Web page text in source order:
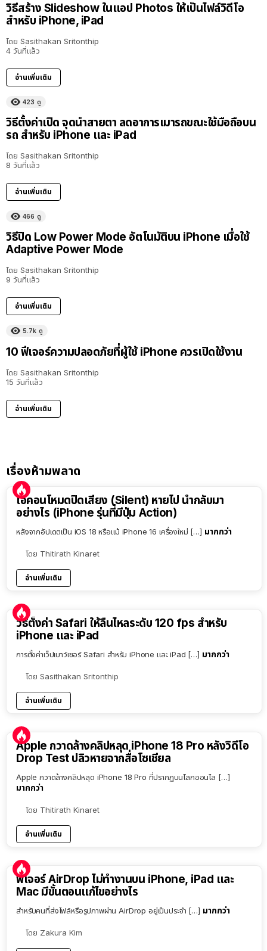
วิธีสร้าง Slideshow ในแอป Photos ให้เป็นไฟล์วิดีโอ
สำหรับ iPhone, iPad
โดย Sasithakan Sritonthip
4 วันที่แล้ว
อ่านเพิ่มเติม
423 ดู
วิธีตั้งค่าเปิด จุดนำสายตา ลดอาการเมารถขณะใช้มือถือบน
รถ สำหรับ iPhone และ iPad
โดย Sasithakan Sritonthip
8 วันที่แล้ว
อ่านเพิ่มเติม
466 ดู
วิธีปิด Low Power Mode อัตโนมัติบน iPhone เมื่อใช้
Adaptive Power Mode
โดย Sasithakan Sritonthip
9 วันที่แล้ว
อ่านเพิ่มเติม
5.7k ดู
10 ฟีเจอร์ความปลอดภัยที่ผู้ใช้ iPhone ควรเปิดใช้งาน
โดย Sasithakan Sritonthip
15 วันที่แล้ว
อ่านเพิ่มเติม
เรื่องห้ามพลาด
ไอคอนโหมดปิดเสียง (Silent) หายไป นำกลับมา
อย่างไร (iPhone รุ่นที่มีปุ่ม Action)
หลังจากอัปเดตเป็น iOS 18 หรือแม้ iPhone 16 เครื่องใหม่ […] มากกว่า
โดย Thitirath Kinaret
อ่านเพิ่มเติม
วิธีตั้งค่า Safari ให้ลื่นไหลระดับ 120 fps สำหรับ
iPhone และ iPad
การตั้งค่าเว็ปเบาว์เซอร์ Safari สำหรับ iPhone และ iPad […] มากกว่า
โดย Sasithakan Sritonthip
อ่านเพิ่มเติม
Apple กวาดล้างคลิปหลุด iPhone 18 Pro หลังวิดีโอ
Drop Test ปลิวหายจากสื่อโซเชียล
Apple กวาดล้างคลิปหลุด iPhone 18 Pro ที่ปรากฏบนโลกออนไล […]
มากกว่า
โดย Thitirath Kinaret
อ่านเพิ่มเติม
ฟีเจอร์ AirDrop ไม่ทำงานบน iPhone, iPad และ
Mac มีขั้นตอนแก้ไขอย่างไร
สำหรับคนที่ส่งไฟล์หรือรูปภาพผ่าน AirDrop อยู่เป็นประจำ […] มากกว่า
โดย Zakura Kim